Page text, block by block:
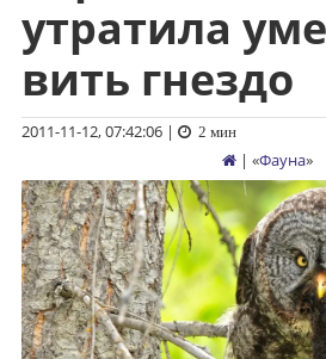
утратила
вить гнездо
2011-11-12, 07:42:06| 2 мин
| «Фауна»